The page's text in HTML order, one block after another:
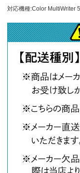
対応機種:Color MultiWriter